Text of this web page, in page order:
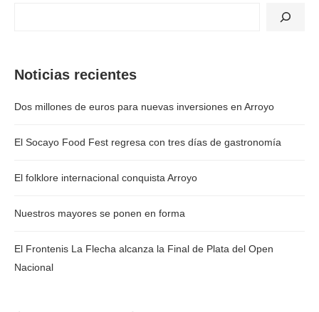
Noticias recientes
Dos millones de euros para nuevas inversiones en Arroyo
El Socayo Food Fest regresa con tres días de gastronomía
El folklore internacional conquista Arroyo
Nuestros mayores se ponen en forma
El Frontenis La Flecha alcanza la Final de Plata del Open
Nacional